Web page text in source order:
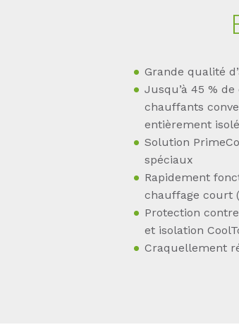
Grande qualité
Jusqu’à 45 %
chauffants
entièrement
Solution
spéciaux
Rapidement
chauffage court
Protection
et isolation
Craquellement